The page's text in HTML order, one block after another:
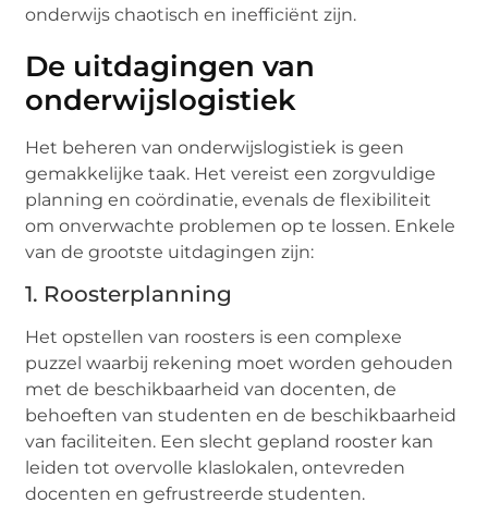
onderwijs chaotisch en inefficiënt zijn.
De uitdagingen van
onderwijslogistiek
Het beheren van onderwijslogistiek is geen
gemakkelijke taak. Het vereist een zorgvuldige
planning en coördinatie, evenals de flexibiliteit
om onverwachte problemen op te lossen. Enkele
van de grootste uitdagingen zijn:
1. Roosterplanning
Het opstellen van roosters is een complexe
puzzel waarbij rekening moet worden gehouden
met de beschikbaarheid van docenten, de
behoeften van studenten en de beschikbaarheid
van faciliteiten. Een slecht gepland rooster kan
leiden tot overvolle klaslokalen, ontevreden
docenten en gefrustreerde studenten.